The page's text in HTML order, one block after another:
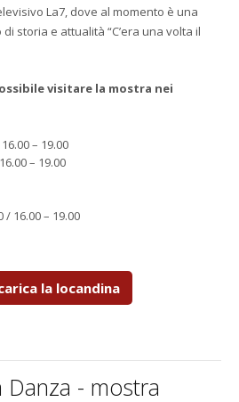
La7, dove al momento è una
storia e attualità “C’era una volta il
visitare la mostra nei
– 19.00
– 19.00
/ 16.00 – 19.00
la locandina
Danza - mostra